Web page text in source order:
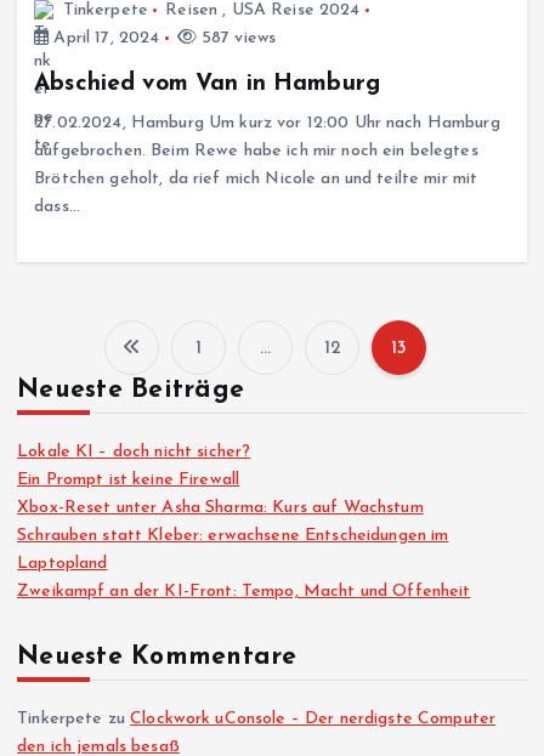
Tinkerpete Reisen , USA Reise 2024
April 17, 2024
587 views
Abschied vom Van in Hamburg
27.02.2024, Hamburg Um kurz vor 12:00 Uhr nach Hamburg
aufgebrochen. Beim Rewe habe ich mir noch ein belegtes
Brötchen geholt, da rief mich Nicole an und teilte mir mit
dass…
i
t
e
n
n
1 … 12 13
Neueste Beiträge
Lokale KI – doch nicht sicher?
Ein Prompt ist keine Firewall
Xbox-Reset unter Asha Sharma: Kurs auf Wachstum
Schrauben statt Kleber: erwachsene Entscheidungen im
Laptopland
Zweikampf an der KI-Front: Tempo, Macht und Offenheit
Neueste Kommentare
Tinkerpete zuClockwork uConsole – Der nerdigste Computer
den ich jemals besaß